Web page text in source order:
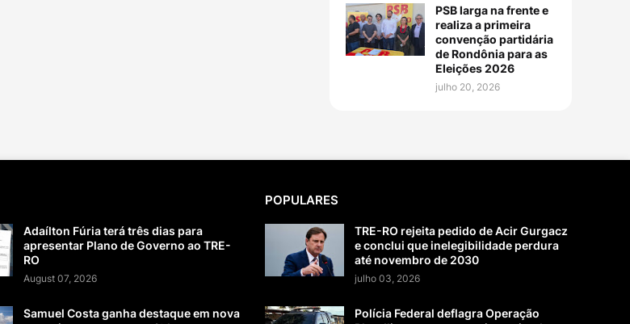
PSB larga na frente e
realiza a primeira
convenção partidária
de Rondônia para as
Eleições 2026
julho 20, 2026
Adaílton Fúria terá três dias para
apresentar Plano de Governo ao TRE-
RO
August 07, 2026
Samuel Costa ganha destaque em nova
POPULARES
TRE-RO rejeita pedido de Acir Gurgacz
e conclui que inelegibilidade perdura
até novembro de 2030
julho 03, 2026
Polícia Federal deflagra Operação